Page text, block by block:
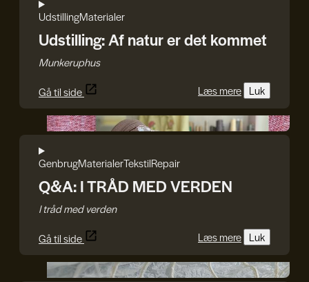
UdstillingMaterialer
Udstilling: Af natur er det kommet
Munkeruphus
Gå til side
Læs mere Luk
I TRÅD MED VERDEN
GenbrugMaterialerTekstilRepair
Q&A: I TRÅD MED VERDEN
I tråd med verden
Gå til side
Læs mere Luk
Julie Bach/Soffi Chanchira Larsen